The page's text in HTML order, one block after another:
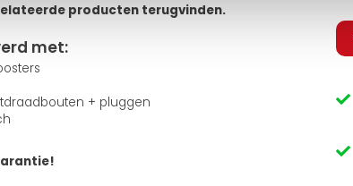
producten terugvinden.
met:
+ pluggen